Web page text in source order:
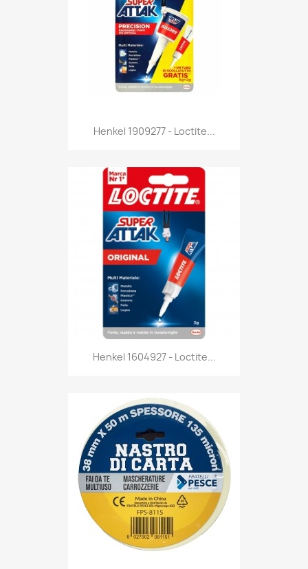
Anteprima
Henkel 1909277 - Loctite...
Anteprima
Henkel 1604927 - Loctite...